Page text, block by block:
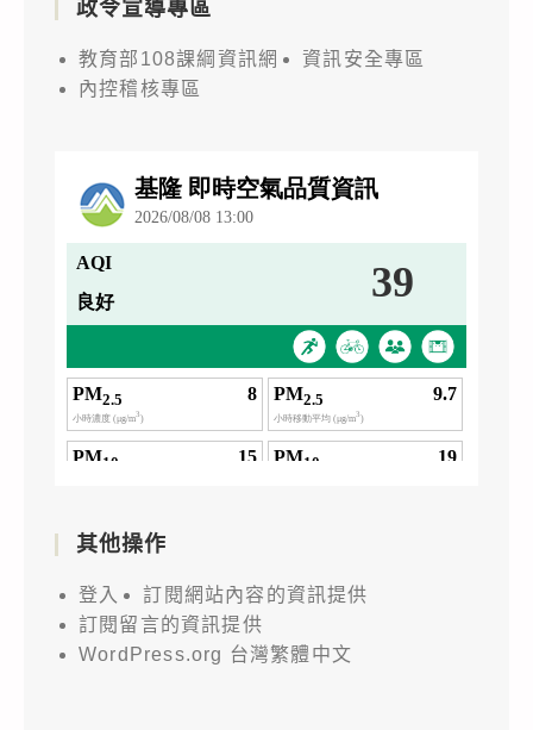
政令宣導專區
教育部108課綱資訊網
資訊安全專區
內控稽核專區
其他操作
登入
訂閱網站內容的資訊提供
訂閱留言的資訊提供
WordPress.org 台灣繁體中文